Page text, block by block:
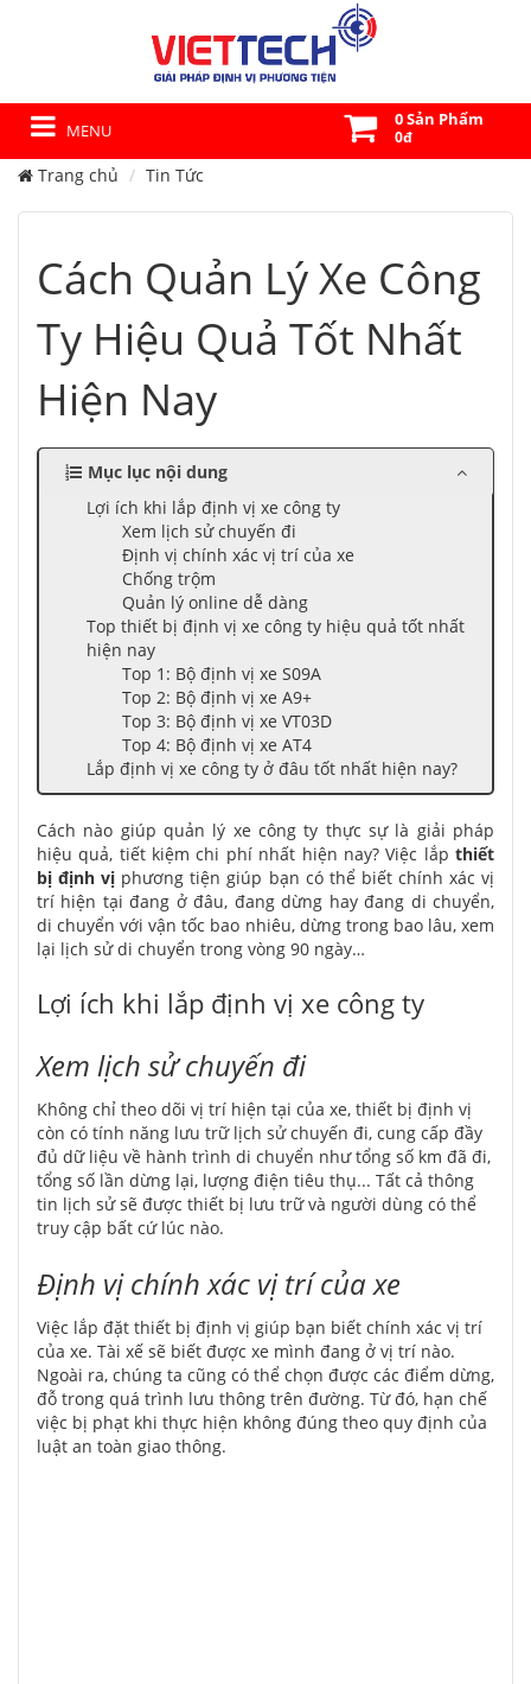
MENU
0 Sản Phẩm
0đ
Trang chủ Tin Tức
Cách Quản Lý Xe Công
Ty Hiệu Quả Tốt Nhất
Hiện Nay
Mục lục nội dung
Lợi ích khi lắp định vị xe công ty
Xem lịch sử chuyến đi
Định vị chính xác vị trí của xe
Chống trộm
Quản lý online dễ dàng
Top thiết bị định vị xe công ty hiệu quả tốt nhất
hiện nay
Top 1: Bộ định vị xe S09A
Top 2: Bộ định vị xe A9+
Top 3: Bộ định vị xe VT03D
Top 4: Bộ định vị xe AT4
Lắp định vị xe công ty ở đâu tốt nhất hiện nay?
Cách nào giúp quản lý xe công ty thực sự là giải pháp
hiệu quả, tiết kiệm chi phí nhất hiện nay? Việc lắp thiết
bị định vị phương tiện giúp bạn có thể biết chính xác vị
trí hiện tại đang ở đâu, đang dừng hay đang di chuyển,
di chuyển với vận tốc bao nhiêu, dừng trong bao lâu, xem
lại lịch sử di chuyển trong vòng 90 ngày…
Lợi ích khi lắp định vị xe công ty
Xem lịch sử chuyến đi
Không chỉ theo dõi vị trí hiện tại của xe, thiết bị định vị
còn có tính năng lưu trữ lịch sử chuyến đi, cung cấp đầy
đủ dữ liệu về hành trình di chuyển như tổng số km đã đi,
tổng số lần dừng lại, lượng điện tiêu thụ... Tất cả thông
tin lịch sử sẽ được thiết bị lưu trữ và người dùng có thể
truy cập bất cứ lúc nào.
Định vị chính xác vị trí của xe
Việc lắp đặt thiết bị định vị giúp bạn biết chính xác vị trí
của xe. Tài xế sẽ biết được xe mình đang ở vị trí nào.
Ngoài ra, chúng ta cũng có thể chọn được các điểm dừng,
đỗ trong quá trình lưu thông trên đường. Từ đó, hạn chế
việc bị phạt khi thực hiện không đúng theo quy định của
luật an toàn giao thông.